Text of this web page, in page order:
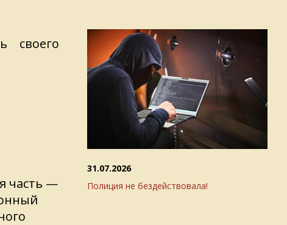
своего
часть —
Полиция не бездействовала!
31.07.2026